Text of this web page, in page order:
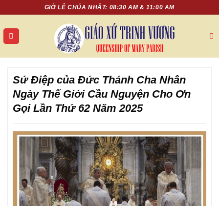
nội
dung
GIỜ LỄ CHÚA NHẬT: 08:30 AM & 11:00 AM
Sứ Điệp của Đức Thánh Cha Nhân
Ngày Thế Giới Cầu Nguyện Cho Ơn
Gọi Lần Thứ 62 Năm 2025